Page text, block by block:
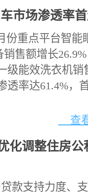
市场渗透率
份重点平台智能
售额增长
级能效洗衣机销
透率达61.4%，
查
化调整住房公
款支持力度、